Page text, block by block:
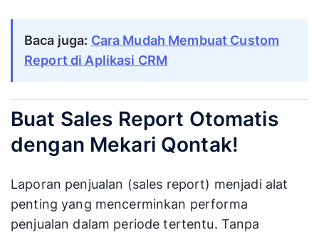
Baca juga: Cara Mudah Membuat Custom
Report di Aplikasi CRM
Buat Sales Report Otomatis
dengan Mekari Qontak!
Laporan penjualan (sales report) menjadi alat
penting yang mencerminkan performa
penjualan dalam periode tertentu. Tanpa